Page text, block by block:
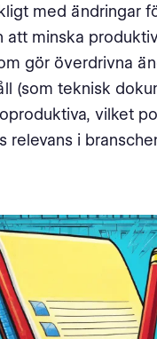
med ändringar
att minska
gör överdrivna
(som teknisk
vilket
relevans i